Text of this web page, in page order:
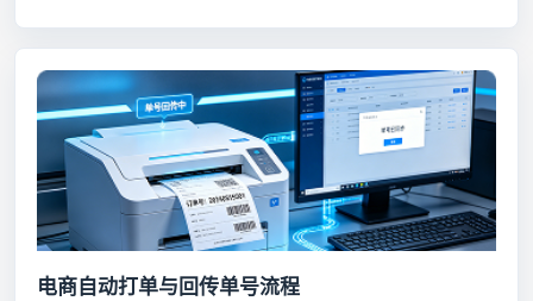
电商自动打单与回传单号流程